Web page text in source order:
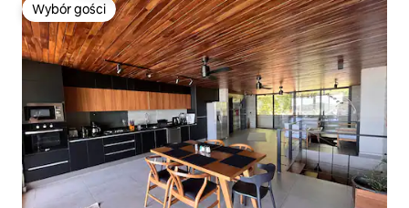
Wybór gości
Wybór gości